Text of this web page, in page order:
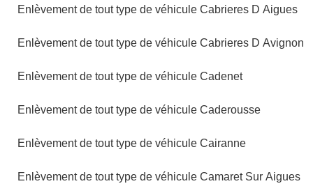
Enlèvement de tout type de véhicule Cabrieres D Aigues
Enlèvement de tout type de véhicule Cabrieres D Avignon
Enlèvement de tout type de véhicule Cadenet
Enlèvement de tout type de véhicule Caderousse
Enlèvement de tout type de véhicule Cairanne
Enlèvement de tout type de véhicule Camaret Sur Aigues